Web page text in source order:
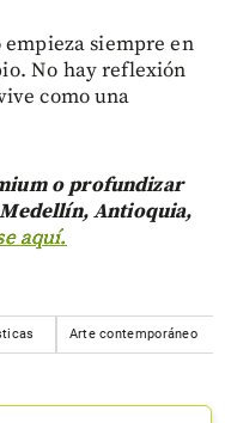
siempre en
No hay reflexión
como una
o profundizar
Antioquia,
aquí.
Arte contemporáneo